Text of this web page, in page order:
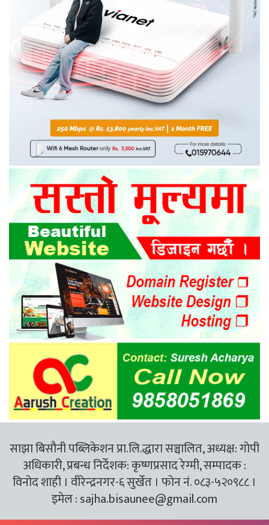
साझा बिसौनी पब्लिकेशन प्रा.लि.द्धारा सञ्चालित, अध्यक्ष: गोपी
अधिकारी, प्रबन्ध निर्देशक: कृष्णप्रसाद रेग्मी, सम्पादक :
विनोद शाही । वीरेन्द्रनगर-६ सुर्खेत । फोन नं. ०८३-५२०९८८ ।
इमेल :sajha.bisaunee@gmail.com